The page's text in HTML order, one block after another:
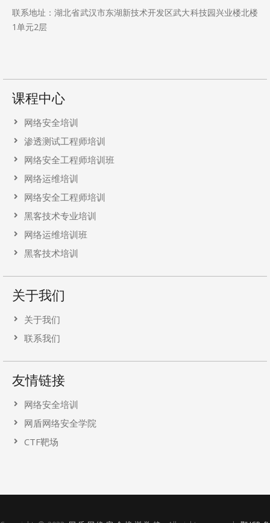
联系地址：湖北省武汉市东湖新技术开发区武大科技园兴业楼北楼
1单元2层
课程中心
网络安全培训
渗透测试工程师培训
网络安全工程师培训班
网络运维培训
网络安全工程师培训
黑客技术专业培训
网络运维培训班
黑客技术培训
关于我们
关于我们
联系我们
友情链接
网络安全培训
网盾网络安全学院
CTF靶场